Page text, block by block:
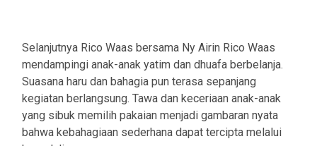
Selanjutnya Rico Waas bersama Ny Airin Rico Waas
mendampingi anak-anak yatim dan dhuafa berbelanja.
Suasana haru dan bahagia pun terasa sepanjang
kegiatan berlangsung. Tawa dan keceriaan anak-anak
yang sibuk memilih pakaian menjadi gambaran nyata
bahwa kebahagiaan sederhana dapat tercipta melalui